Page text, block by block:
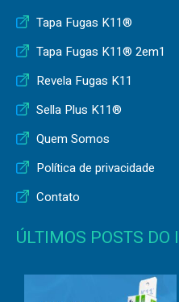
Tapa Fugas K11®
Tapa Fugas K11® 2em1
Revela Fugas K11
Sella Plus K11®
Quem Somos
Política de privacidade
Contato
ÚLTIMOS POSTS DO